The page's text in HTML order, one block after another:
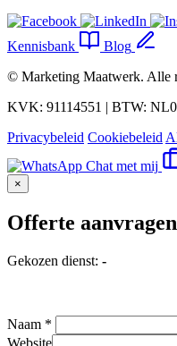
Kennisbank
Blog
© Marketing Maatwerk. Alle
KVK: 91114551 | BTW:
Privacybeleid Cookiebeleid
Chat met mij
×
Offerte aanvragen
Gekozen dienst: -
Naam *
Website